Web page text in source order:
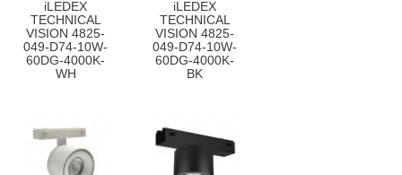
iLEDEX
TECHNICAL
VISION 4825-
049-D74-10W-
60DG-4000K-
WH
iLEDEX
TECHNICAL
VISION 4825-
049-D74-10W-
60DG-4000K-
BK